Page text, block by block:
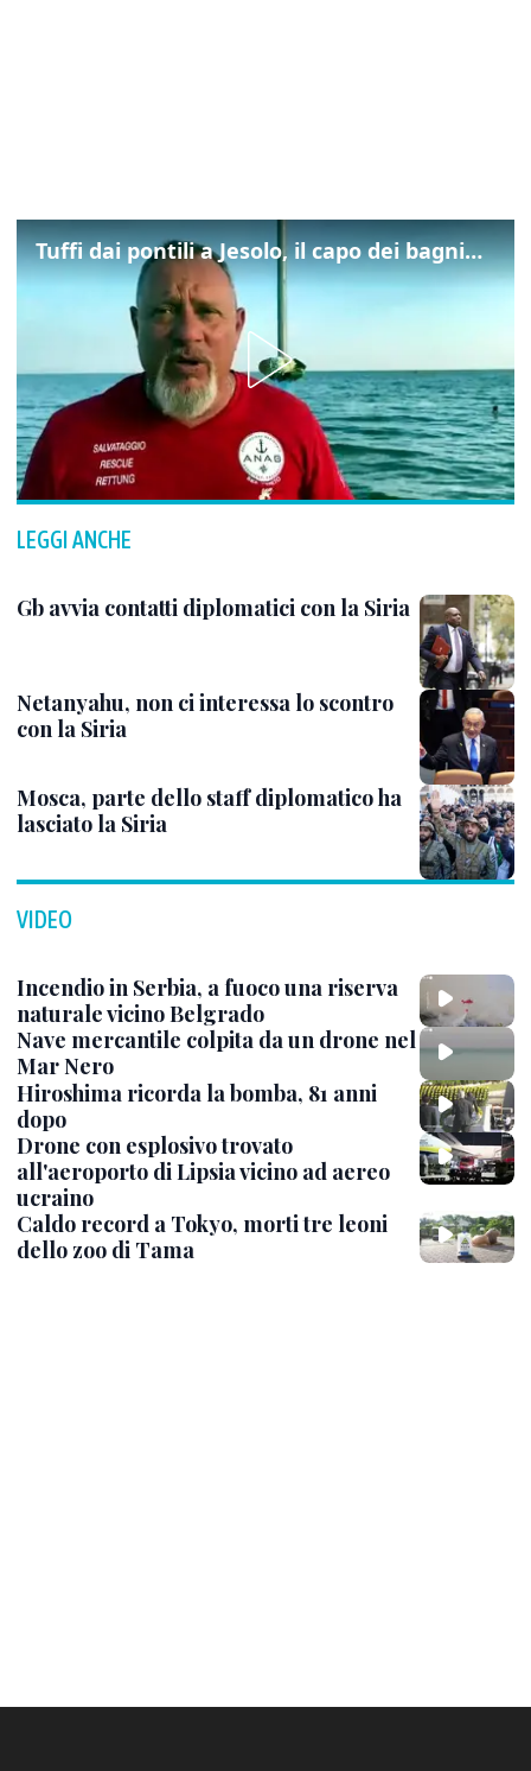
Tuffi dai pontili a Jesolo, il capo dei bagnini: "L'impegno di tutti per evitare altre tragedie"
LEGGI ANCHE
Gb avvia contatti diplomatici con la Siria
Netanyahu, non ci interessa lo scontro
con la Siria
Mosca, parte dello staff diplomatico ha
lasciato la Siria
VIDEO
Incendio in Serbia, a fuoco una riserva
naturale vicino Belgrado
Nave mercantile colpita da un drone nel
Mar Nero
Hiroshima ricorda la bomba, 81 anni
dopo
Drone con esplosivo trovato
all'aeroporto di Lipsia vicino ad aereo
ucraino
Caldo record a Tokyo, morti tre leoni
dello zoo di Tama